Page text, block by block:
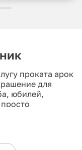
проката арок
для
юбилей,
подойдут